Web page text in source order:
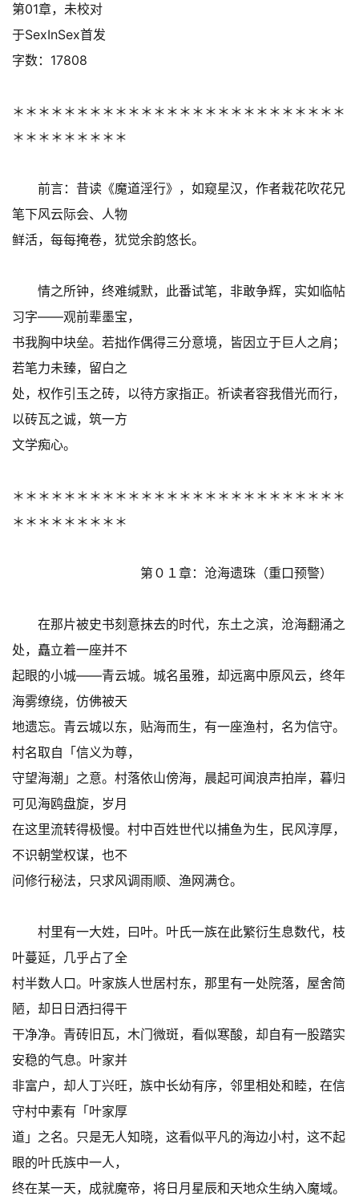
第01章，未校对
于SexInSex首发
字数：17808
＊＊＊＊＊＊＊＊＊＊＊＊＊＊＊＊＊＊＊＊＊＊＊＊＊＊
＊＊＊＊＊＊＊＊＊
前言：昔读《魔道淫行》，如窥星汉，作者栽花吹花兄
笔下风云际会、人物
鲜活，每每掩卷，犹觉余韵悠长。
情之所钟，终难缄默，此番试笔，非敢争辉，实如临帖
习字——观前辈墨宝，
书我胸中块垒。若拙作偶得三分意境，皆因立于巨人之肩；
若笔力未臻，留白之
处，权作引玉之砖，以待方家指正。祈读者容我借光而行，
以砖瓦之诚，筑一方
文学痴心。
＊＊＊＊＊＊＊＊＊＊＊＊＊＊＊＊＊＊＊＊＊＊＊＊＊＊
＊＊＊＊＊＊＊＊＊
第０１章：沧海遗珠（重口预警）
在那片被史书刻意抹去的时代，东土之滨，沧海翻涌之
处，矗立着一座并不
起眼的小城——青云城。城名虽雅，却远离中原风云，终年
海雾缭绕，仿佛被天
地遗忘。青云城以东，贴海而生，有一座渔村，名为信守。
村名取自「信义为尊，
守望海潮」之意。村落依山傍海，晨起可闻浪声拍岸，暮归
可见海鸥盘旋，岁月
在这里流转得极慢。村中百姓世代以捕鱼为生，民风淳厚，
不识朝堂权谋，也不
问修行秘法，只求风调雨顺、渔网满仓。
村里有一大姓，曰叶。叶氏一族在此繁衍生息数代，枝
叶蔓延，几乎占了全
村半数人口。叶家族人世居村东，那里有一处院落，屋舍简
陋，却日日洒扫得干
干净净。青砖旧瓦，木门微斑，看似寒酸，却自有一股踏实
安稳的气息。叶家并
非富户，却人丁兴旺，族中长幼有序，邻里相处和睦，在信
守村中素有「叶家厚
道」之名。只是无人知晓，这看似平凡的海边小村，这不起
眼的叶氏族中一人，
终在某一天，成就魔帝，将日月星辰和天地众生纳入魔域。